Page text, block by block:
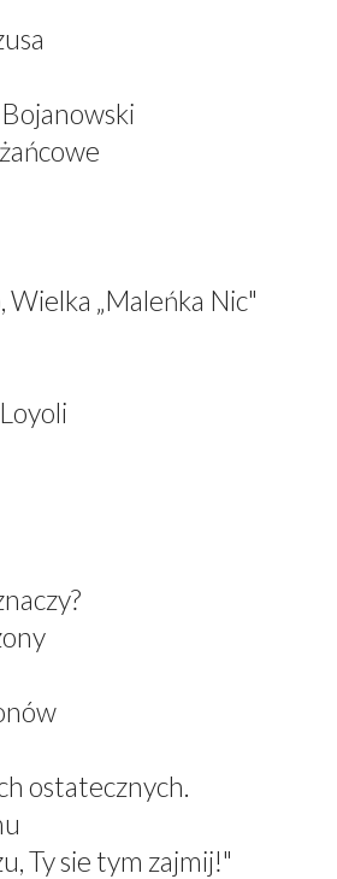
Wielka „Maleńka Nic"
ostatecznych.
Ty sie tym zajmij!"